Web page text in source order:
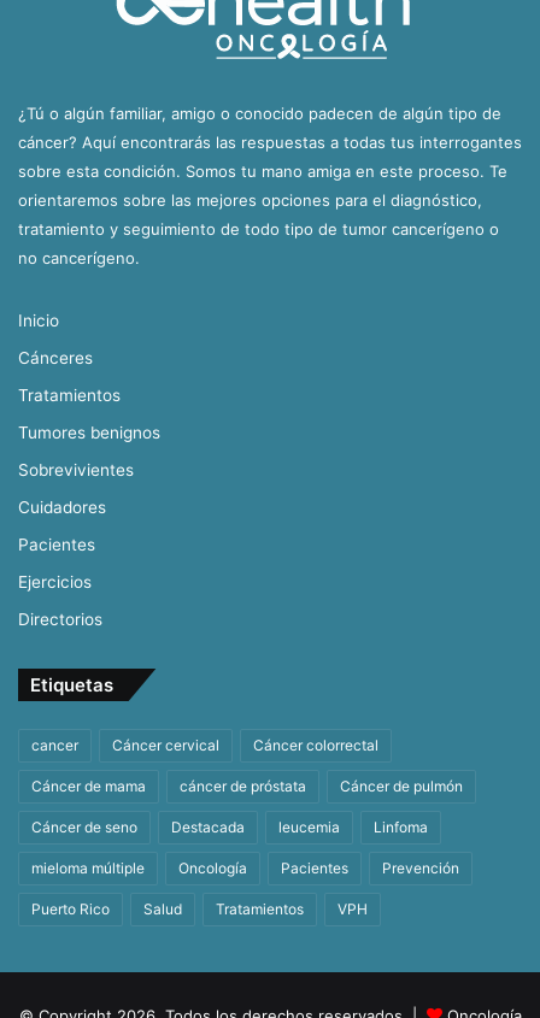
¿Tú o algún familiar, amigo o conocido padecen de algún tipo de
cáncer? Aquí encontrarás las respuestas a todas tus interrogantes
sobre esta condición. Somos tu mano amiga en este proceso. Te
orientaremos sobre las mejores opciones para el diagnóstico,
tratamiento y seguimiento de todo tipo de tumor cancerígeno o
no cancerígeno.
Inicio
Cánceres
Tratamientos
Tumores benignos
Sobrevivientes
Cuidadores
Pacientes
Ejercicios
Directorios
Etiquetas
cancer Cáncer cervical Cáncer colorrectal
Cáncer de mama cáncer de próstata Cáncer de pulmón
Cáncer de seno Destacada leucemia Linfoma
mieloma múltiple Oncología Pacientes Prevención
Puerto Rico Salud Tratamientos VPH